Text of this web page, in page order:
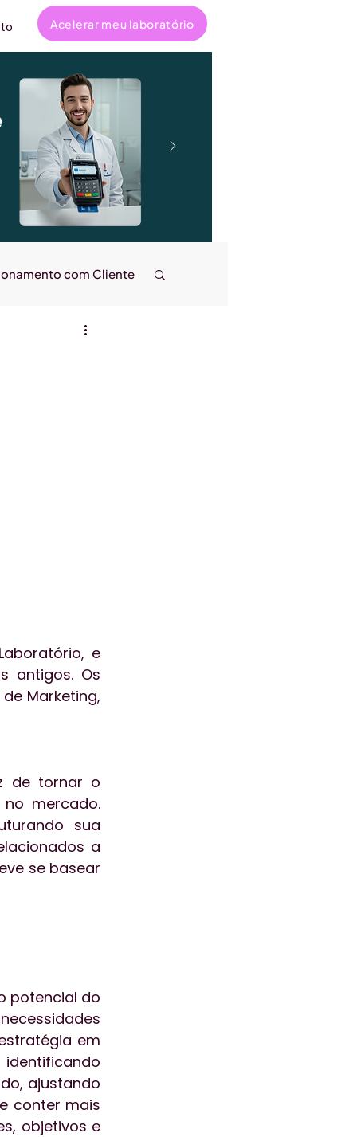
Acelerar meu laboratório
com Cliente
Entrevistas
e
antigos. Os
Marketing,
de tornar o
mercado.
sua
a
se basear
potencial do
em
ajustando
conter mais
objetivos e